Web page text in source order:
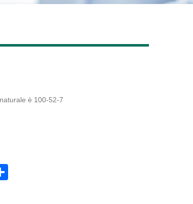
è 100-52-7
Share